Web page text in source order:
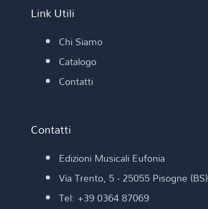
Link Utili
Chi Siamo
Catalogo
Contatti
Contatti
Edizioni Musicali Eufonia
Via Trento, 5 - 25055 Pisogne (BS)
Tel: +39 0364 87069